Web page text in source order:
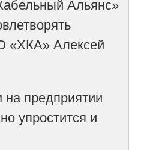
Альянс»
«ХКА» Алексей
предприятии
упростится и